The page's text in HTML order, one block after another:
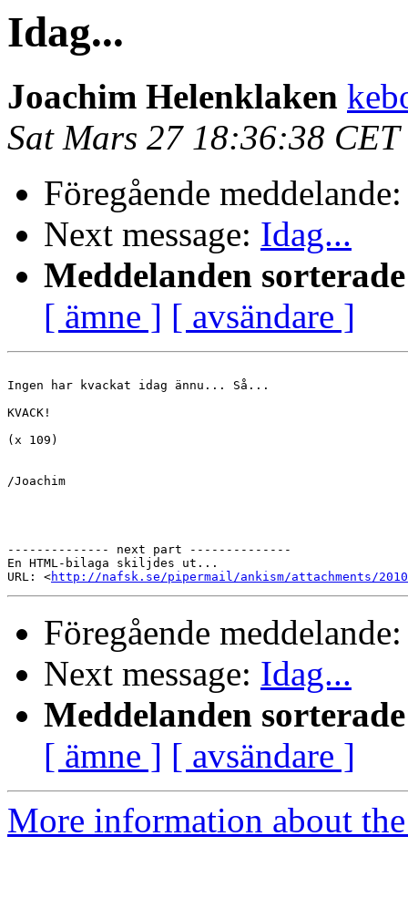
Idag...
Joachim Helenklaken
Sat Mars 27 18:36:38 CET
Föregående
Next message: Idag...
Meddelanden
[ ämne ] [ avsändare ]
Ingen har kvackat idag ännu... Så...
KVACK!
(x 109)
/Joachim
-------------- next part --------------
En HTML-bilaga skiljdes ut...
URL: <http://nafsk.se/pipermail/ankism/attachments/
Föregående
Next message: Idag...
Meddelanden
[ ämne ] [ avsändare ]
More information about